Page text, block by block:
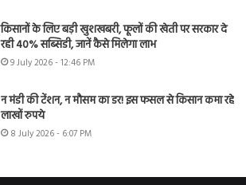
किसानों के लिए बड़ी खुशखबरी, फूलों की खेती पर सरकार दे
रही 40% सब्सिडी, जानें कैसे मिलेगा लाभ
9 July 2026 - 12:46 PM
न मंडी की टेंशन, न मौसम का डर! इस फसल से किसान कमा रहे
लाखों रुपये
8 July 2026 - 6:07 PM